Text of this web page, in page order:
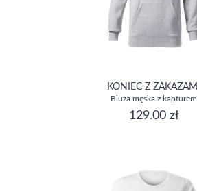
KONIEC Z ZAKAZAMI
Bluza męska z kapturem
129.00 zł